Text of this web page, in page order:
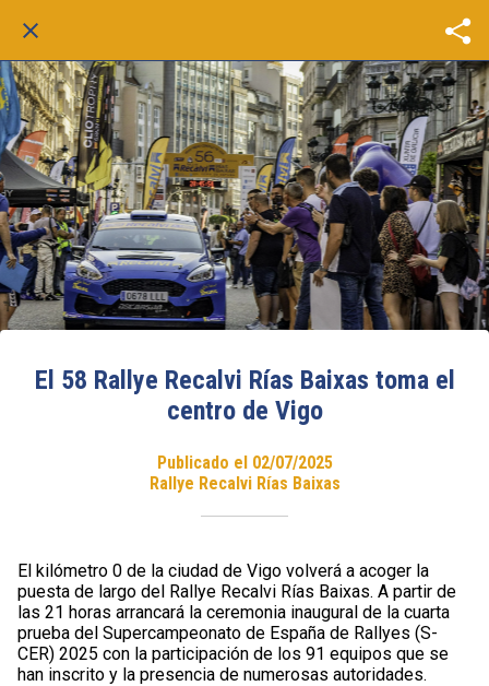
El 58 Rallye Recalvi Rías Baixas toma el
centro de Vigo
Publicado el 02/07/2025
Rallye Recalvi Rías Baixas
El kilómetro 0 de la ciudad de Vigo volverá a acoger la
puesta de largo del Rallye Recalvi Rías Baixas. A partir de
las 21 horas arrancará la ceremonia inaugural de la cuarta
prueba del Supercampeonato de España de Rallyes (S-
CER) 2025 con la participación de los 91 equipos que se
han inscrito y la presencia de numerosas autoridades.